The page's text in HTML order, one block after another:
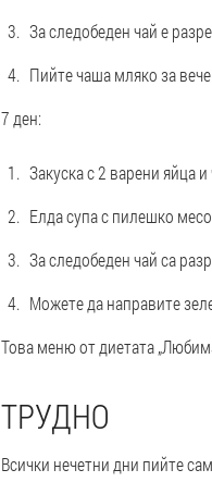
За следобеден чай е
Пийте чаша мляко за
7 ден:
Закуска с 2 варени яйца
Елда супа с пилешко
За следобеден чай са
Можете да направите
Това меню от диетата
ТРУДНО
Всички нечетни дни пийте